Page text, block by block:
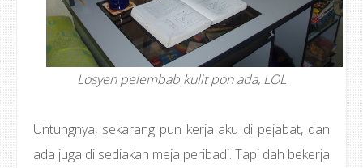
Losyen pelembab kulit pon ada, LOL
Untungnya, sekarang pun kerja aku di pejabat, dan
ada juga di sediakan meja peribadi. Tapi dah bekerja